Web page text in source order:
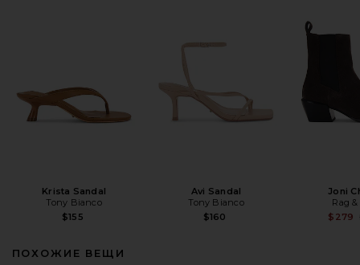
Krista Sandal
Tony Bianco
$155
Avi Sandal
Tony Bianco
$160
Joni
Rag
$279
ПОХОЖИЕ ВЕЩИ